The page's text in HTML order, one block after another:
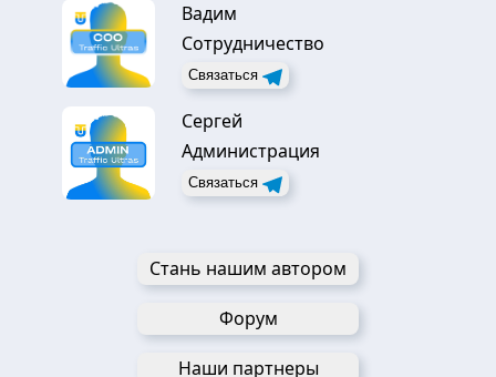
Вадим
Сотрудничество
Связаться
Сергей
Администрация
Связаться
Стань нашим автором
Форум
Наши партнеры